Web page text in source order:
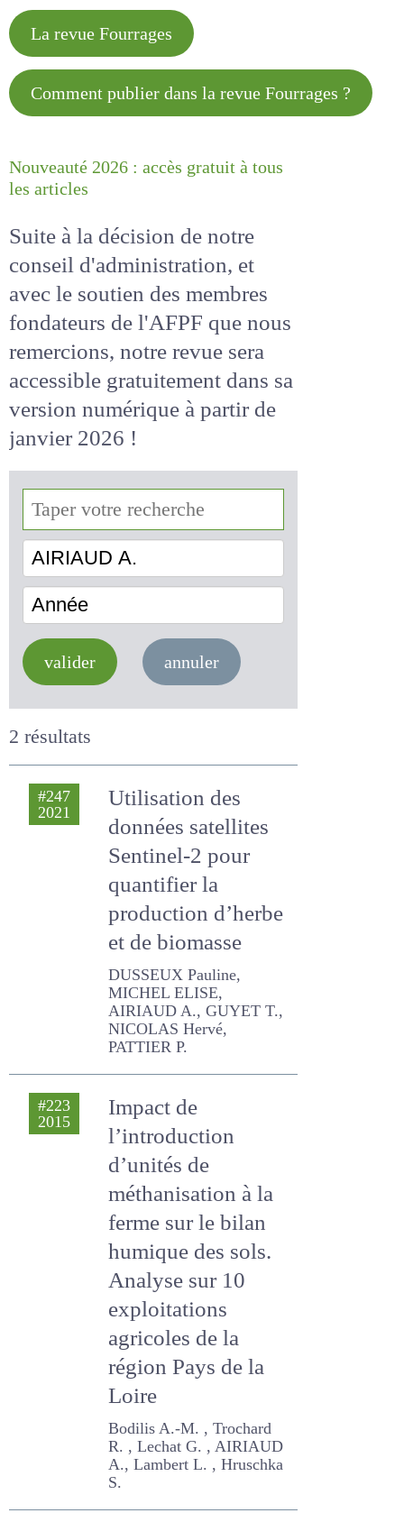
La revue Fourrages
Comment publier dans la revue
Nouveauté 2026 : accès gratuit à
Suite à la décision de notre
conseil d'administration, et
avec le soutien des membres
fondateurs de l'AFPF que nous
remercions, notre revue sera
accessiblegratuitementdans
sa version numérique
de janvier 2026 !
AIRIAUD A.
valider annuler
2 résultats
#247
Utilisation des
données satellites
Sentinel-2 pour
quantifier la
production d’herbe
et de biomasse
DUSSEUX Pauline, MICHEL
ELISE, AIRIAUD A., GUYET T.,
NICOLAS Hervé, PATTIER P.
#223
2015
Impact de
l’introduction
d’unités de
méthanisation à la
ferme sur le bilan
humique des sols.
Analyse sur 10
exploitations
agricoles de la
région Pays de la
Loire
Bodilis A.-M. , Trochard R. ,
Lechat G. , AIRIAUD A.,
Lambert L. , Hruschka S.